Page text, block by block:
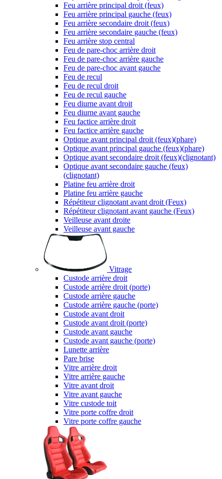
Feu arrière principal droit (feux)
Feu arrière principal gauche (feux)
Feu arrière secondaire droit (feux)
Feu arrière secondaire gauche (feux)
Feu arrière stop central
Feu de pare-choc arrière droit
Feu de pare-choc arrière gauche
Feu de pare-choc avant gauche
Feu de recul
Feu de recul droit
Feu de recul gauche
Feu diurne avant droit
Feu diurne avant gauche
Feu factice arrière droit
Feu factice arrière gauche
Optique avant principal droit (feux)(phare)
Optique avant principal gauche (feux)(phare)
Optique avant secondaire droit (feux)(clignotant)
Optique avant secondaire gauche (feux)
(clignotant)
Platine feu arrière droit
Platine feu arrière gauche
Répétiteur clignotant avant droit (Feux)
Répétiteur clignotant avant gauche (Feux)
Veilleuse avant droite
Veilleuse avant gauche
Vitrage
Custode arrière droit
Custode arrière droit (porte)
Custode arrière gauche
Custode arrière gauche (porte)
Custode avant droit
Custode avant droit (porte)
Custode avant gauche
Custode avant gauche (porte)
Lunette arrière
Pare brise
Vitre arrière droit
Vitre arrière gauche
Vitre avant droit
Vitre avant gauche
Vitre custode toit
Vitre porte coffre droit
Vitre porte coffre gauche